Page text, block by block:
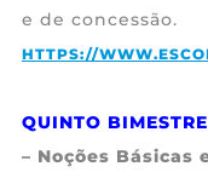
e de concessão.
HTTPS://
QUINTO BIMESTRE
– Noções